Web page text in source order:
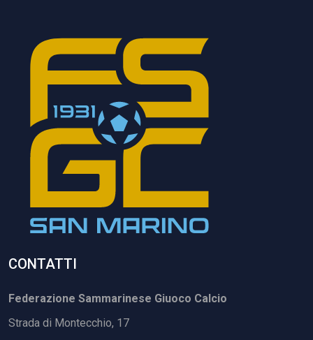
CONTATTI
Federazione Sammarinese Giuoco Calcio
Strada di Montecchio, 17